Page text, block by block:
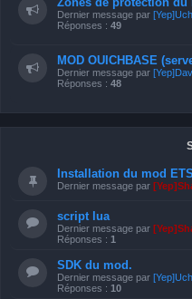
Dernier message par
Réponses : 49
MOD OUICHBASE
Dernier message par
Réponses : 48
Installation du mod
Dernier message par
script lua
Dernier message par
Réponses : 1
SDK du mod.
Dernier message par
Réponses : 10